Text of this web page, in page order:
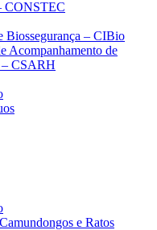
CONSTEC
Biossegurança – CIBio
Acompanhamento de
– CSARH
e Ratos